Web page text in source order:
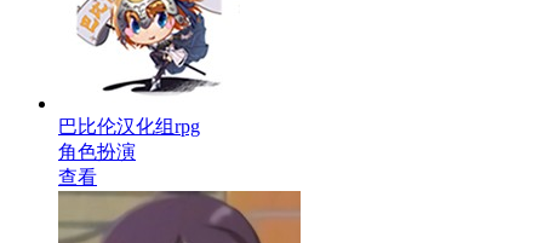
巴比伦汉化组rpg
角色扮演
查看